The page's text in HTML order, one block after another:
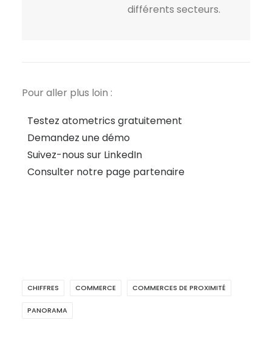
différents secteurs.
Pour aller plus loin :
Testez atometrics gratuitement
Demandez une démo
Suivez-nous sur LinkedIn
Consulter notre page partenaire
CHIFFRES COMMERCE COMMERCES DE PROXIMITÉ
PANORAMA